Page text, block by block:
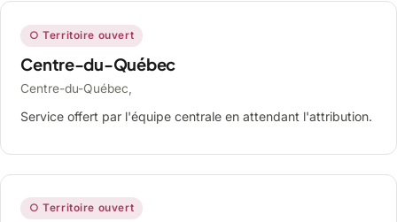
○ Territoire ouvert
Centre-du-Québec
Centre-du-Québec,
Service offert par l'équipe centrale en attendant l'attribution.
○ Territoire ouvert